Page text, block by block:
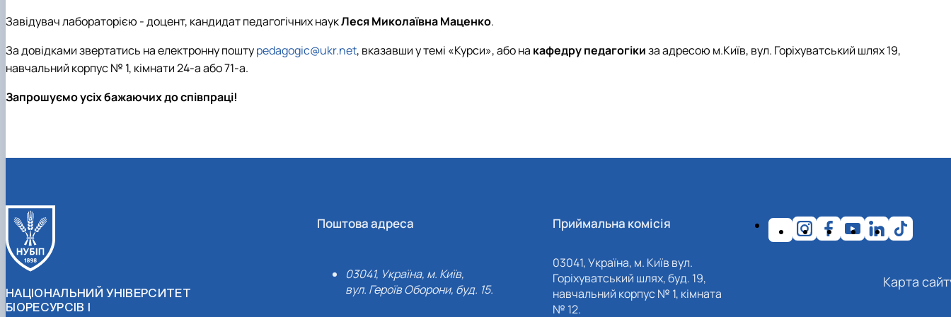
Завідувач лабораторією - доцент, кандидат педагогічних наукЛеся Миколаївна Маценко.
За довідками звертатись на електронну поштуpedagogic@ukr.net, вказавши у темі «Курси», або на кафедру педагогікиза адресою м.Київ, вул. Горіхуватський шлях 19,
навчальний корпус № 1, кімнати 24-а або 71-а.
Запрошуємо усіх бажаючих до співпраці!
НАЦІОНАЛЬНИЙ УНІВЕРСИТЕТ
БІОРЕСУРСІВ І
Поштова адреса
03041, Україна, м. Київ,
вул. Героїв Оборони, буд. 15.
Приймальна комісія
03041, Україна, м. Київ вул.
Горіхуватський шлях, буд. 19,
навчальний корпус № 1, кімната
№ 12.
Карта